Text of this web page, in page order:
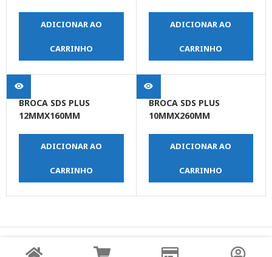
ADICIONAR AO
CARRINHO
ADICIONAR AO
CARRINHO
BROCA SDS PLUS
12MMX160MM
ADICIONAR AO
CARRINHO
BROCA SDS PLUS
10MMX260MM
ADICIONAR AO
CARRINHO
© Copyright JPrime Ferramentas - Todos os Direitos
Reservados - Desenvolvido por UNO Studio Digital.